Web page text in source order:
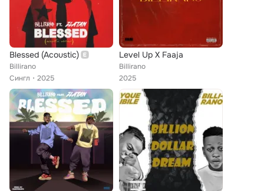
Blessed (Acoustic)
Billirano
Сингл
2025
Level Up X Faaja
Billirano
2025